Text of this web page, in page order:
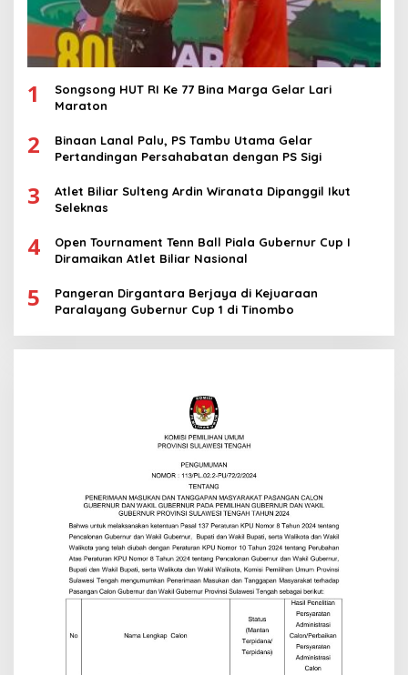
1
Songsong HUT RI Ke 77 Bina Marga Gelar Lari
Maraton
2
Binaan Lanal Palu, PS Tambu Utama Gelar
Pertandingan Persahabatan dengan PS Sigi
3
Atlet Biliar Sulteng Ardin Wiranata Dipanggil Ikut
Seleknas
4
Open Tournament Tenn Ball Piala Gubernur Cup I
Diramaikan Atlet Biliar Nasional
5
Pangeran Dirgantara Berjaya di Kejuaraan
Paralayang Gubernur Cup 1 di Tinombo